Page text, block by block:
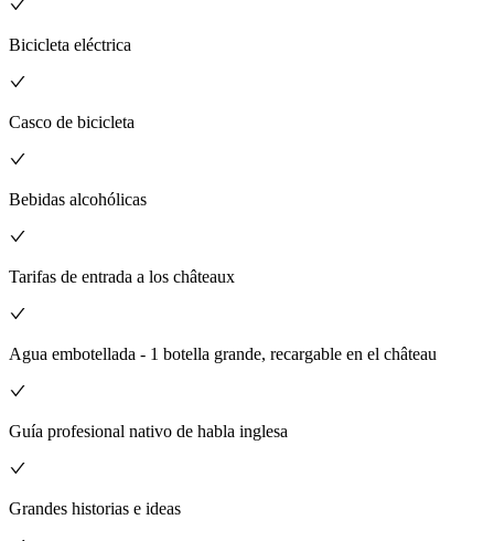
Bicicleta eléctrica
Casco de bicicleta
Bebidas alcohólicas
Tarifas de entrada a los châteaux
Agua embotellada - 1 botella grande, recargable en el château
Guía profesional nativo de habla inglesa
Grandes historias e ideas